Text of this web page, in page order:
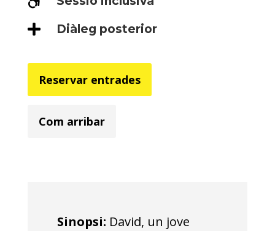
 Diàleg posterior
Reservar entrades
Com arribar
Sinopsi: David, un jove